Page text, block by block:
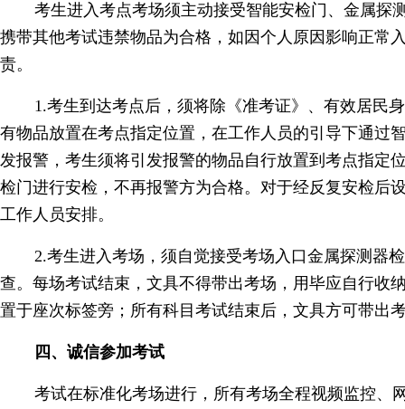
考生进入考点考场须主动接受智能安检门、金属探
携带其他考试违禁物品为合格，如因个人原因影响正常
责。
1.考生到达考点后，须将除《准考证》、有效居民
有物品放置在考点指定位置，在工作人员的引导下通过
发报警，考生须将引发报警的物品自行放置到考点指定
检门进行安检，不再报警方为合格。对于经反复安检后
工作人员安排。
2.考生进入考场，须自觉接受考场入口金属探测器
查。每场考试结束，文具不得带出考场，用毕应自行收
置于座次标签旁；所有科目考试结束后，文具方可带出
四、诚信参加考试
考试在标准化考场进行，所有考场全程视频监控、